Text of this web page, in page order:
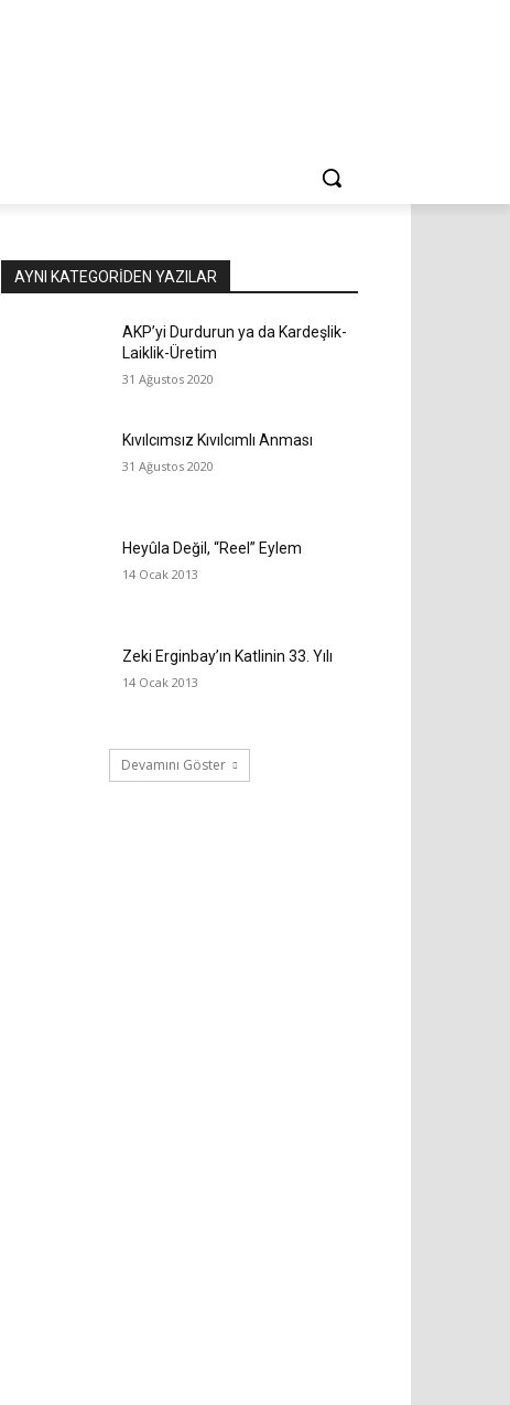
AYNI KATEGORIDEN YAZILAR
AKP’yi Durdurun ya da Kardeşlik-
Laiklik-Üretim
31 Ağustos 2020
Kıvılcımsız Kıvılcımlı Anması
31 Ağustos 2020
Heyûla Değil, “Reel” Eylem
14 Ocak 2013
Zeki Erginbay’ın Katlinin 33. Yılı
14 Ocak 2013
Devamını Göster